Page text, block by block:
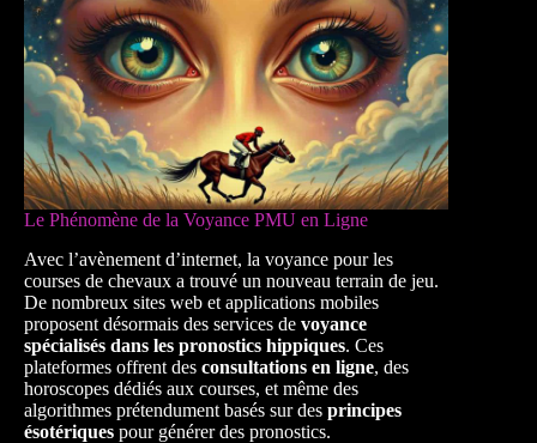
Le Phénomène de la Voyance PMU en Ligne
Avec l’avènement d’internet, la voyance pour les
courses de chevaux a trouvé un nouveau terrain de jeu.
De nombreux sites web et applications mobiles
proposent désormais des services de voyance
spécialisés dans les pronostics hippiques. Ces
plateformes offrent des consultations en ligne, des
horoscopes dédiés aux courses, et même des
algorithmes prétendument basés sur des principes
ésotériques pour générer des pronostics.